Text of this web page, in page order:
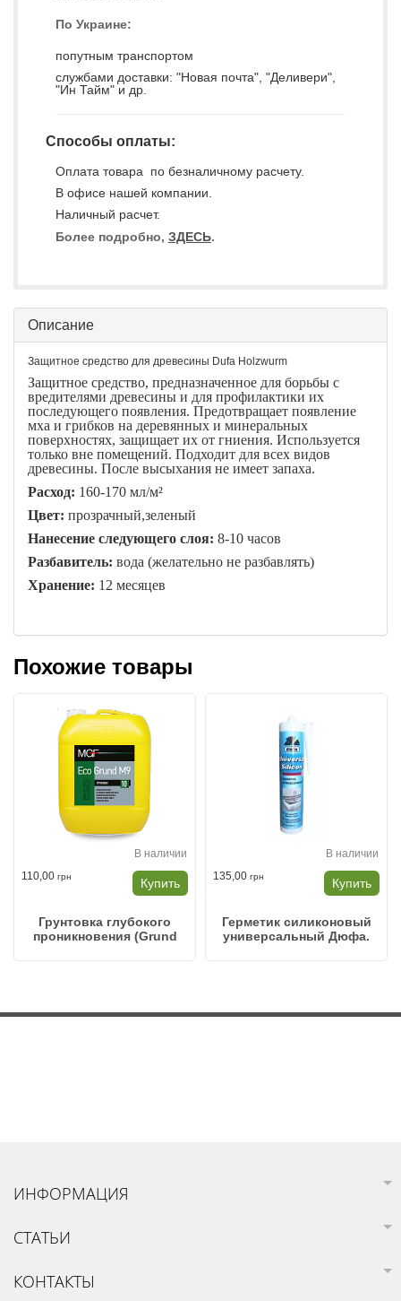
По Украине:
попутным транспортом
службами доставки: "Новая почта", "Деливери",
"Ин Тайм" и др.
Способы оплаты:
Оплата товара по безналичному расчету.
В офисе нашей компании.
Наличный расчет.
Более подробно, ЗДЕСЬ.
Описание
Защитное средство для древесины Dufa Holzwurm
Защитное средство, предназначенное для борьбы с
вредителями древесины и для профилактики их
последующего появления. Предотвращает появление
мха и грибков на деревянных и минеральных
поверхностях, защищает их от гниения. Используется
только вне помещений. Подходит для всех видов
древесины. После высыхания не имеет запаха.
Расход: 160-170 мл/м²
Цвет: прозрачный,зеленый
Нанесение следующего слоя: 8-10 часов
Разбавитель: вода (желательно не разбавлять)
Хранение: 12 месяцев
Похожие товары
В наличии
110,00 грн Купить
Грунтовка глубокого
проникновения (Grund
В наличии
135,00 грн Купить
Герметик силиконовый
универсальный Дюфа.
ИНФОРМАЦИЯ
СТАТЬИ
КОНТАКТЫ